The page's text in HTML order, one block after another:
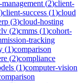
(2)client-
)client-success (1)cloud
(3)cloud-hosting
(2)cmms (1)cohort-
tracking
(1)comparison
(2)compliance
(1)computer-vision